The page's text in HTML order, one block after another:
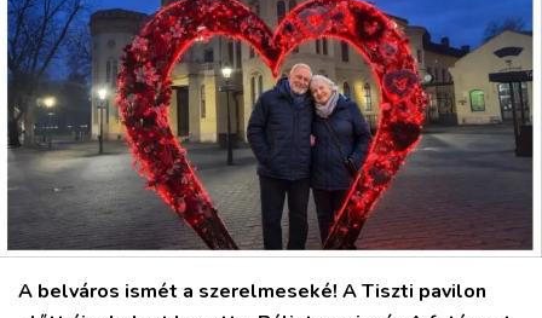
KULTÚRA
PODCAST
MIX
A belváros ismét a szerelmeseké! A Tiszti pavilon